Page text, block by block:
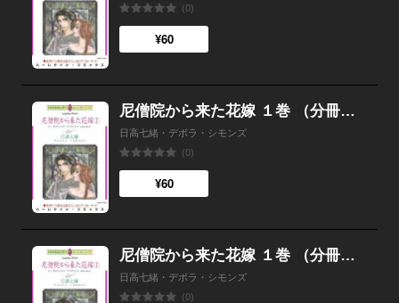
(0)
¥60
尼僧院から来た花嫁 １巻 （分冊版）9話
日高七緒・デボラ・シモンズ
(0)
¥60
尼僧院から来た花嫁 １巻 （分冊版）8話
日高七緒・デボラ・シモンズ
(0)